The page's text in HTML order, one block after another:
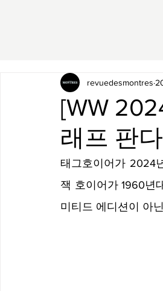
[WW
래프 판다
revuedesmontres
태그호이어가 2024
잭 호이어가 1960년
미티드 에디션이 아